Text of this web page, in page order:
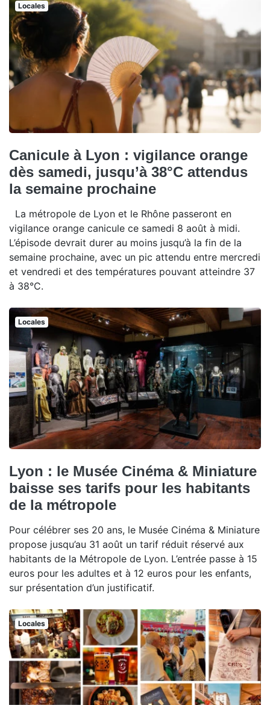
Locales
Canicule à Lyon : vigilance orange
dès samedi, jusqu’à 38°C attendus
la semaine prochaine
La métropole de Lyon et le Rhône passeront en
vigilance orange canicule ce samedi 8 août à midi.
L’épisode devrait durer au moins jusqu’à la fin de la
semaine prochaine, avec un pic attendu entre mercredi
et vendredi et des températures pouvant atteindre 37
à 38°C.
Locales
Lyon : le Musée Cinéma & Miniature
baisse ses tarifs pour les habitants
de la métropole
Pour célébrer ses 20 ans, le Musée Cinéma & Miniature
propose jusqu’au 31 août un tarif réduit réservé aux
habitants de la Métropole de Lyon. L’entrée passe à 15
euros pour les adultes et à 12 euros pour les enfants,
sur présentation d’un justificatif.
Locales